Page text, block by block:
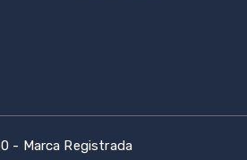
- Marca Registrada